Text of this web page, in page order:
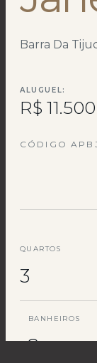
Barra Da
ALUGUEL:
R$ 11.500
CÓDIGO
QUARTOS
3
BANHEIROS
2